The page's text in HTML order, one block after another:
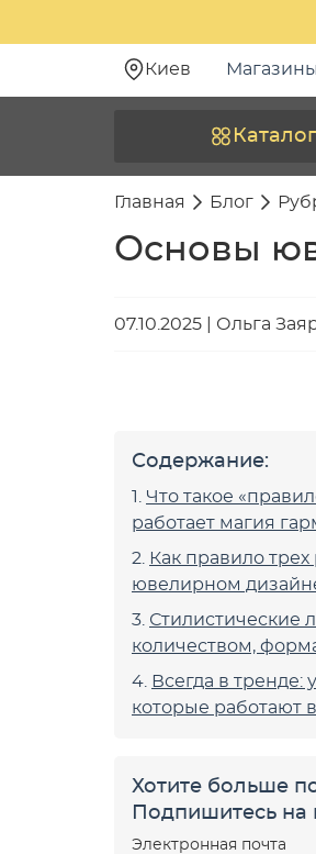
Киев Магазины
Каталог
Главная Блог
Основы
07.10.2025 Ольга
Содержание:
Что такое
работает магия
Как правило трех
ювелирном
Стилистические
количеством,
Всегда в тренде:
которые работают
Хотите больше
Подпишитесь на
Электронная почта